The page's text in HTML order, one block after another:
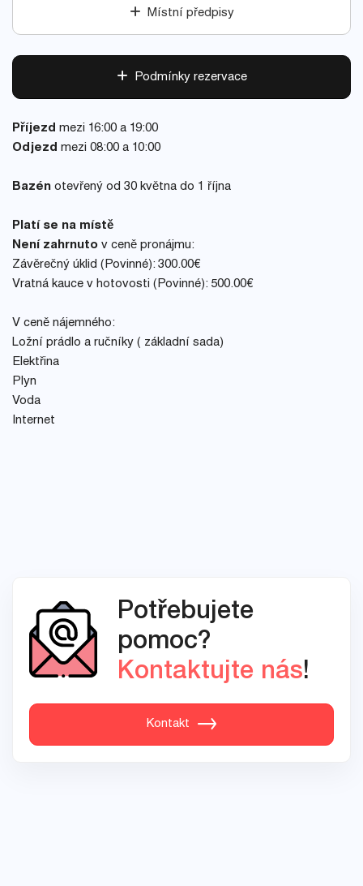
Místní předpisy
Podmínky rezervace
Příjezd mezi 16:00 a 19:00
Odjezd mezi 08:00 a 10:00
Bazén otevřený od 30 května do 1 října
Platí se na místě
Není zahrnuto v ceně pronájmu:
Závěrečný úklid (Povinné): 300.00€
Vratná kauce v hotovosti (Povinné): 500.00€
V ceně nájemného:
Ložní prádlo a ručníky ( základní sada)
Elektřina
Plyn
Voda
Internet
Potřebujete
pomoc?
Kontaktujte nás!
Kontakt